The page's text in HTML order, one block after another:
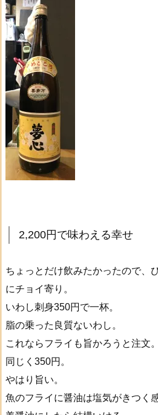
2,200円で味わえる幸せ
ちょっとだけ飲みたかったので、
にチョイ寄り。
いわし刺身350円で一杯。
脂の乗った良質ないわし。
これならフライも旨かろうと注文。
同じく350円。
やはり旨い。
魚のフライに醤油は塩気がきつく